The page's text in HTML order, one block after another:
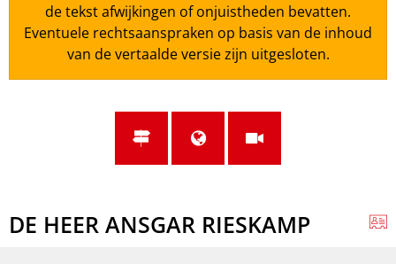
de tekst afwijkingen of onjuistheden bevatten.
Eventuele rechtsaanspraken op basis van de inhoud
van de vertaalde versie zijn uitgesloten.
DE HEER ANSGAR RIESKAMP